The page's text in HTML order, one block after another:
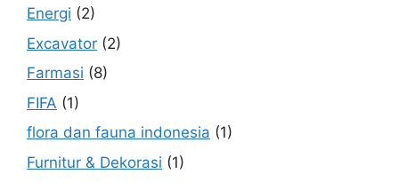
Energi (2)
Excavator (2)
Farmasi (8)
FIFA (1)
flora dan fauna indonesia (1)
Furnitur & Dekorasi (1)